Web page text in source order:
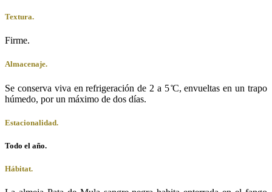
Textura.
Firme.
Almacenaje.
Se conserva viva en refrigeración de 2 a 5 ̊C, envueltas en un trapo
húmedo, por un máximo de dos días.
Estacionalidad.
Todo el año.
Hábitat.